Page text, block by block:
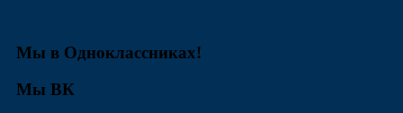
Мы в Одноклассниках!
Мы ВК